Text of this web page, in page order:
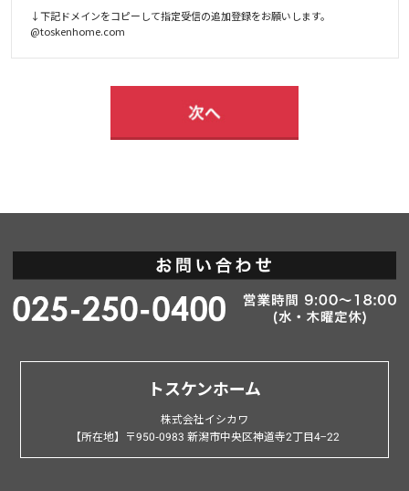
↓下記ドメインをコピーして指定受信の追加登録をお願いします。
@toskenhome.com
トスケンホーム
株式会社イシカワ
【所在地】〒950-0983 新潟市中央区神道寺2丁目4−22